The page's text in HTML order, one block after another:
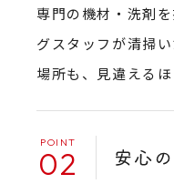
専門の機材・洗剤
グスタッフが清掃
場所も、見違える
02